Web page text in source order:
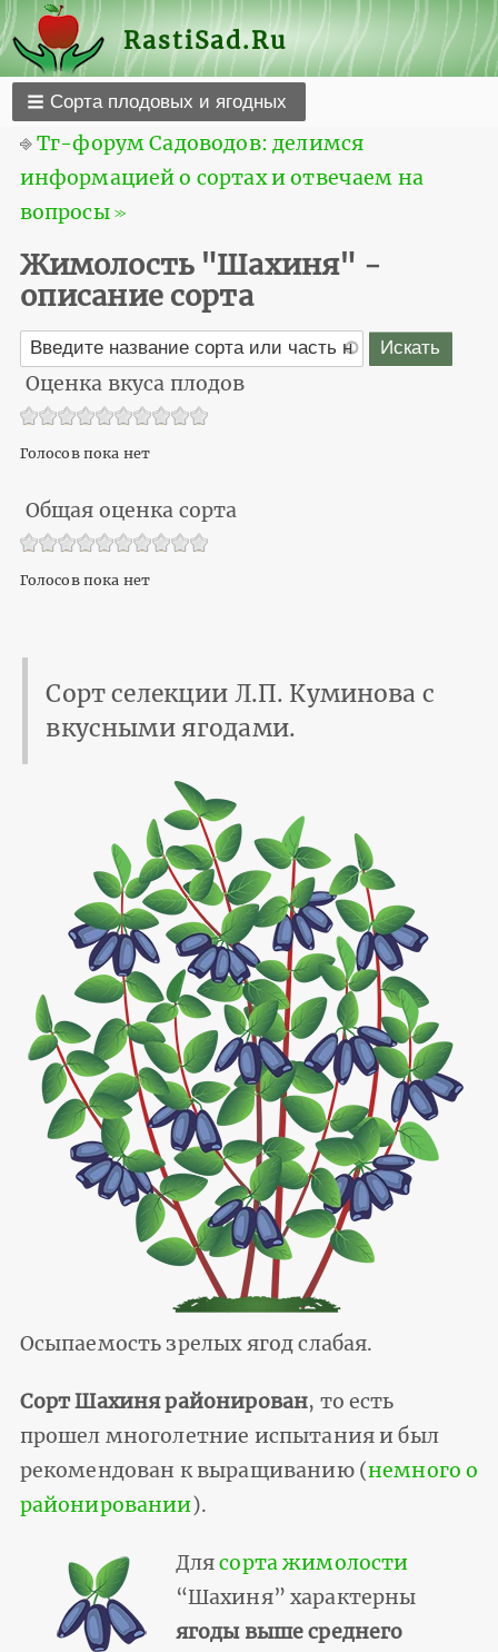
RastiSad.Ru
Сорта плодовых и ягодных
⎆Тг-форум Садоводов: делимся
информацией о сортах и отвечаем на
вопросы ≫
Жимолость "Шахиня" -
описание сорта
Оценка вкуса плодов
Голосов пока нет
Общая оценка сорта
Голосов пока нет
Сорт селекции Л.П. Куминова с
вкусными ягодами.
Осыпаемость зрелых ягод слабая.
Сорт Шахиня районирован, то есть
прошел многолетние испытания и был
рекомендован к выращиванию (немного о
районировании).
Длясорта жимолости
“Шахиня” характерны
ягоды выше среднего